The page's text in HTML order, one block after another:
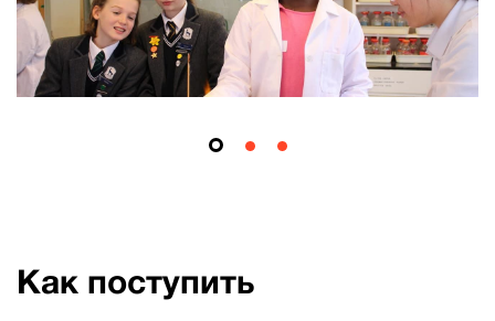
Как поступить